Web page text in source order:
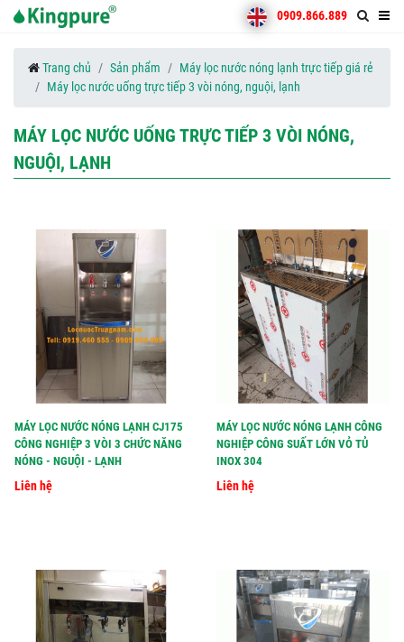
0909.866.889
Trang chủ Sản phẩm
Máy lọc nước nóng lạnh trực tiếp giá rẻ
Máy lọc nước uống trực tiếp 3 vòi nóng, nguội, lạnh
MÁY LỌC NƯỚC UỐNG TRỰC TIẾP 3 VÒI NÓNG,
NGUỘI, LẠNH
MÁY LỌC NƯỚC NÓNG LẠNH CJ175
CÔNG NGHIỆP 3 VÒI 3 CHỨC NĂNG
NÓNG - NGUỘI - LẠNH
Liên hệ
MÁY LỌC NƯỚC NÓNG LẠNH CÔNG
NGHIỆP CÔNG SUẤT LỚN VỎ TỦ
INOX 304
Liên hệ